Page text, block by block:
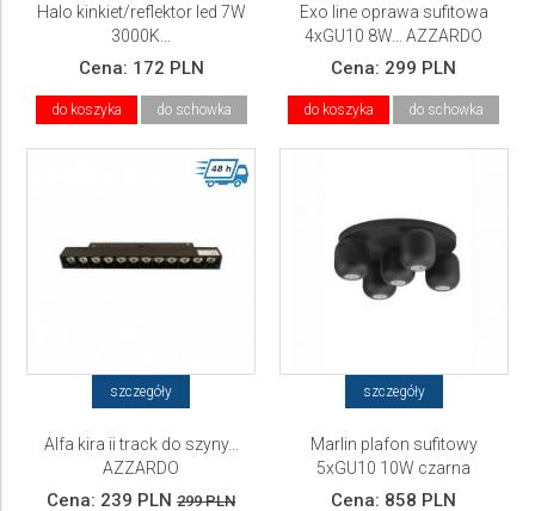
Halo kinkiet/reflektor led 7W
3000K...
Cena: 172 PLN
do koszyka do schowka
Exo line oprawa sufitowa
4xGU10 8W... AZZARDO
Cena: 299 PLN
do koszyka do schowka
szczegóły
Alfa kira ii track do szyny...
AZZARDO
Cena: 239 PLN 299 PLN
szczegóły
Marlin plafon sufitowy
5xGU10 10W czarna
Cena: 858 PLN